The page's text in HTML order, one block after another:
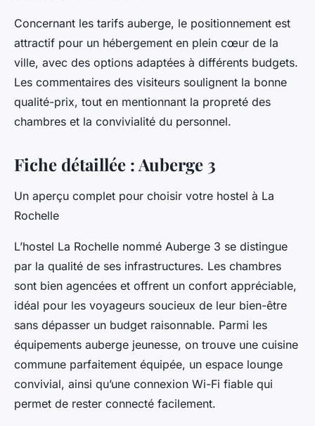
Concernant les tarifs auberge, le positionnement est
attractif pour un hébergement en plein cœur de la
ville, avec des options adaptées à différents budgets.
Les commentaires des visiteurs soulignent la bonne
qualité-prix, tout en mentionnant la propreté des
chambres et la convivialité du personnel.
Fiche détaillée : Auberge 3
Un aperçu complet pour choisir votre hostel à La
Rochelle
L’hostel La Rochelle nommé Auberge 3 se distingue
par la qualité de ses infrastructures. Les chambres
sont bien agencées et offrent un confort appréciable,
idéal pour les voyageurs soucieux de leur bien-être
sans dépasser un budget raisonnable. Parmi les
équipements auberge jeunesse, on trouve une cuisine
commune parfaitement équipée, un espace lounge
convivial, ainsi qu’une connexion Wi-Fi fiable qui
permet de rester connecté facilement.